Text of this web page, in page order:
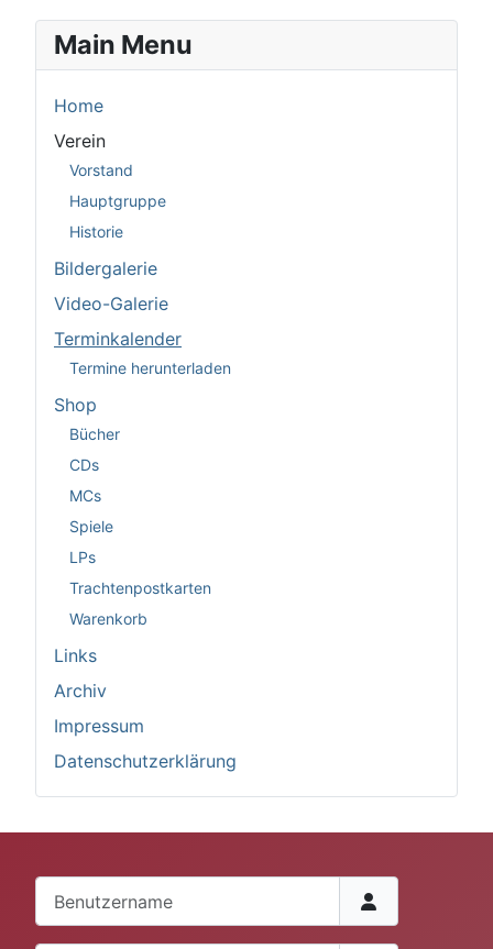
Main Menu
Home
Verein
Vorstand
Hauptgruppe
Historie
Bildergalerie
Video-Galerie
Terminkalender
Termine herunterladen
Shop
Bücher
CDs
MCs
Spiele
LPs
Trachtenpostkarten
Warenkorb
Links
Archiv
Impressum
Datenschutzerklärung